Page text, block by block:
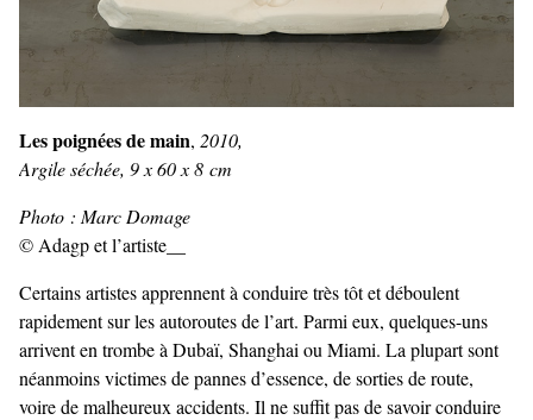
Les poignées de main, 2010,
Argile séchée, 9 x 60 x 8 cm
Photo : Marc Domage
© Adagp et l’artiste__
Certains artistes apprennent à conduire très tôt et déboulent
rapidement sur les autoroutes de l’art. Parmi eux, quelques-uns
arrivent en trombe à Dubaï, Shanghai ou Miami. La plupart sont
néanmoins victimes de pannes d’essence, de sorties de route,
voire de malheureux accidents. Il ne suffit pas de savoir conduire